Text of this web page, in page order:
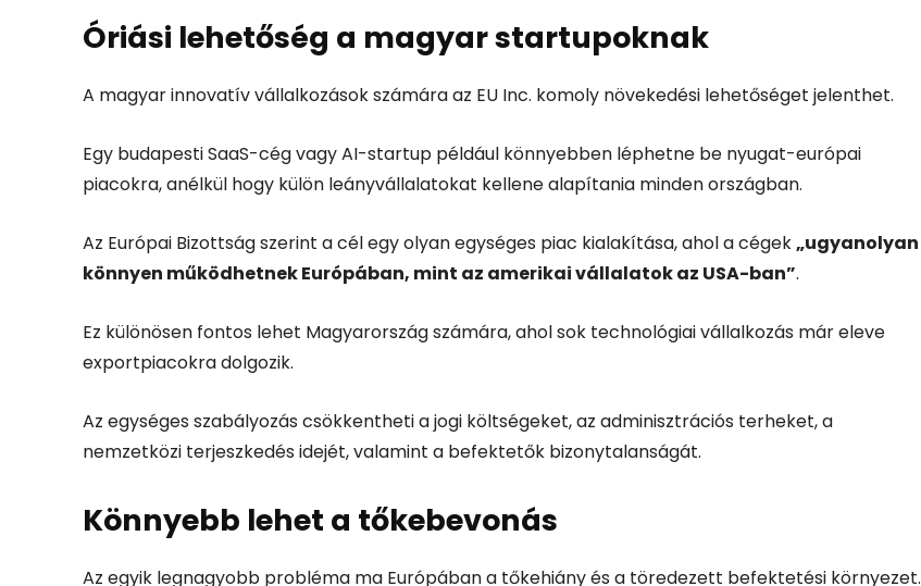
Óriási lehetőség a magyar startupoknak
A magyar innovatív vállalkozások számára az EU Inc. komoly növekedési lehetőséget jelenthet.
Egy budapesti SaaS-cég vagy AI-startup például könnyebben léphetne be nyugat-európai
piacokra, anélkül hogy külön leányvállalatokat kellene alapítania minden országban.
Az Európai Bizottság szerint a cél egy olyan egységes piac kialakítása, ahol a cégek„ugyanolyan
könnyen működhetnek Európában, mint az amerikai vállalatok az USA-ban”.
Ez különösen fontos lehet Magyarország számára, ahol sok technológiai vállalkozás már eleve
exportpiacokra dolgozik.
Az egységes szabályozás csökkentheti a jogi költségeket, az adminisztrációs terheket, a
nemzetközi terjeszkedés idejét, valamint a befektetők bizonytalanságát.
Könnyebb lehet a tőkebevonás
Az egyik legnagyobb probléma ma Európában a tőkehiány és a töredezett befektetési környezet.